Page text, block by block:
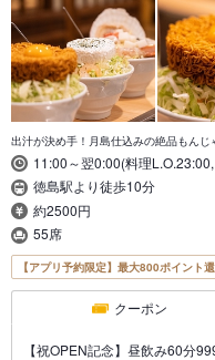
出汁が決め手！月島仕込みの絶品もんじ
11:00～翌0:00(料理
徳島駅より徒歩10分
約2500円
55席
【アプリ予約限定】最大800ポイント
クーポン
【祝OPEN記念】昼飲み60分